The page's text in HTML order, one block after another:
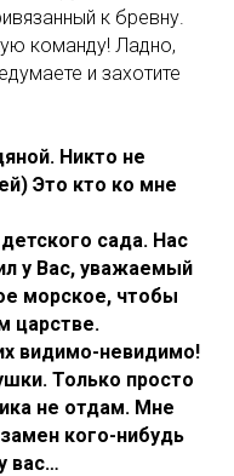
к бревну.
команду! Ладно,
и захотите
Никто не
Это кто ко мне
сада. Нас
у Вас, уважаемый
морское, чтобы
царстве.
видимо-невидимо!
Только просто
не отдам. Мне
кого-нибудь
вас…